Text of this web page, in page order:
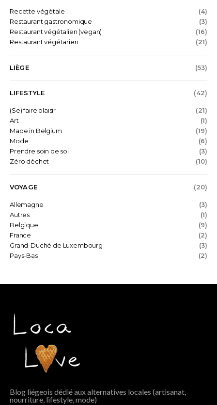
Recette végétale
(4)
Restaurant gastronomique
(3)
Restaurant végétalien (vegan)
(16)
Restaurant végétarien
(21)
LIÈGE (53)
LIFESTYLE (42)
(Se) faire plaisir
(21)
Art
(1)
Made in Belgium
(19)
Mode
(6)
Prendre soin de soi
(3)
Zéro déchet
(10)
VOYAGE (20)
Allemagne
(3)
Autres
(1)
Belgique
(9)
France
(2)
Grand-Duché de Luxembourg
(3)
Pays-Bas
(2)
Blog liégeois dédié aux alternatives locales (artisanat,
nourriture, lifestyle, mode)